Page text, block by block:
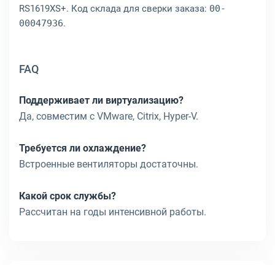
RS1619XS+. Код склада для сверки заказа: 00-
00047936.
FAQ
Поддерживает ли виртуализацию?
Да, совместим с VMware, Citrix, Hyper-V.
Требуется ли охлаждение?
Встроенные вентиляторы достаточны.
Какой срок службы?
Рассчитан на годы интенсивной работы.